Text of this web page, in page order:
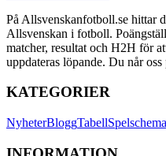
På Allsvenskanfotboll.se hittar
Allsvenskan i fotboll.
matcher, resultat och H2H för
uppdateras löpande. Du når
KATEGORIER
NyheterBloggTabellSpelschema